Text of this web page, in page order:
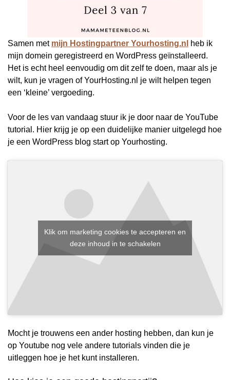
Samen met mijn Hostingpartner Yourhosting.nl
heb ik
mijn domein geregistreerd en WordPress geïnstalleerd.
Het is echt heel eenvoudig om dit zelf te doen, maar als je
wilt, kun je vragen of YourHosting.nl je wilt helpen tegen
een ‘kleine’ vergoeding.
Voor de les van vandaag stuur ik je door naar de YouTube
tutorial. Hier krijg je op een duidelijke manier uitgelegd hoe
je een WordPress blog start op Yourhosting.
Klik om marketing cookies te accepteren en
deze inhoud in te schakelen
Mocht je trouwens een ander hosting hebben, dan kun je
op Youtube nog vele andere tutorials vinden die je
uitleggen hoe je het kunt installeren.